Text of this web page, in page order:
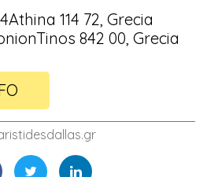
114 72, Grecia
842 00, Grecia